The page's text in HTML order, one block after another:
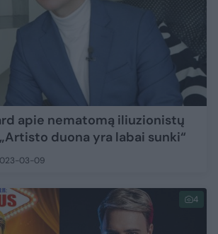
apie nematomą iliuzionistų
duona yra labai sunki“
03-09
4